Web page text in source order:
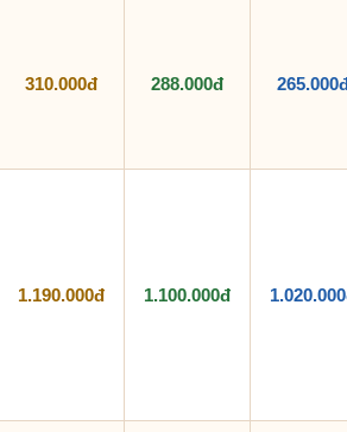
310.000đ 288.000đ
1.190.000đ 1.100.000đ